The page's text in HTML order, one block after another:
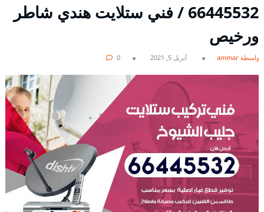
66445532 / فني ستلايت هندي شاطر
ورخيص
بواسطة ammar أبريل 5, 2021 0